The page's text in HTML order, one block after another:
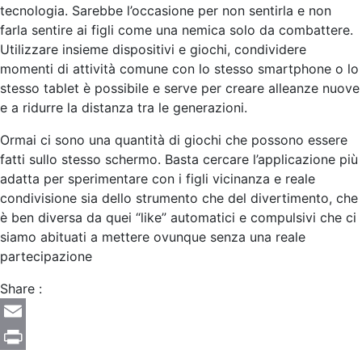
tecnologia. Sarebbe l’occasione per non sentirla e non
farla sentire ai figli come una nemica solo da combattere.
Utilizzare insieme dispositivi e giochi, condividere
momenti di attività comune con lo stesso smartphone o lo
stesso tablet è possibile e serve per creare alleanze nuove
e a ridurre la distanza tra le generazioni.
Ormai ci sono una quantità di giochi che possono essere
fatti sullo stesso schermo. Basta cercare l’applicazione più
adatta per sperimentare con i figli vicinanza e reale
condivisione sia dello strumento che del divertimento, che
è ben diversa da quei “like” automatici e compulsivi che ci
siamo abituati a mettere ovunque senza una reale
partecipazione
Share :
Email